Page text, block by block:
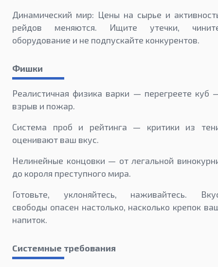
Динамический мир: Цены на сырье и
рейдов меняются. Ищите утечки,
оборудование и не подпускайте конкурентов.
Фишки
Реалистичная физика варки — перегреете куб
взрыв и пожар.
Система проб и рейтинга — критики из
оценивают ваш вкус.
Нелинейные концовки — от легальной
до короля преступного мира.
Готовьте, уклоняйтесь, наживайтесь.
свободы опасен настолько, насколько крепок
напиток.
Системные требования